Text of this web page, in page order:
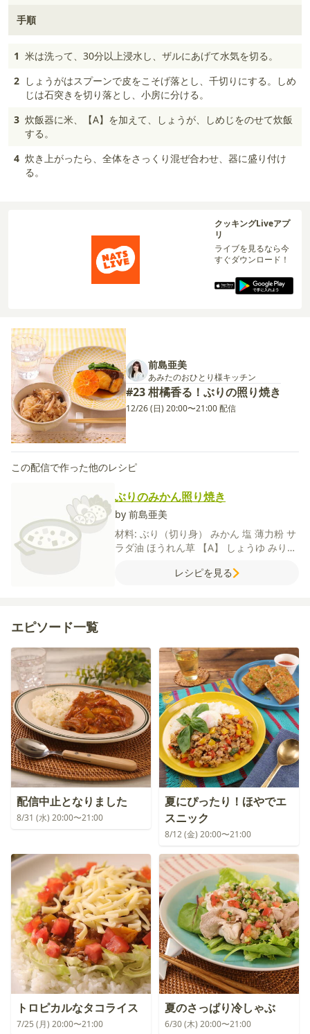
手順
1 米は洗って、30分以上浸水し、ザルにあげて水気を切る。
2 しょうがはスプーンで皮をこそげ落とし、千切りにする。しめ
じは石突きを切り落とし、小房に分ける。
3 炊飯器に米、【A】を加えて、しょうが、しめじをのせて炊飯
する。
4 炊き上がったら、全体をさっくり混ぜ合わせ、器に盛り付け
る。
クッキングLiveアプ
リ
ライブを見るなら今
すぐダウンロード！
前島亜美
あみたのおひとり様キッチン
#23 柑橘香る！ぶりの照り焼き
12/26 (日) 20:00〜21:00 配信
この配信で作った他のレシピ
ぶりのみかん照り焼き
by 前島亜美
材料: ぶり（切り身） みかん 塩 薄力粉 サ
ラダ油 ほうれん草 【A】 しょうゆ みりん
レシピを見る
エピソード一覧
配信中止となりました
8/31 (水) 20:00〜21:00
夏にぴったり！ほやでエ
スニック
8/12 (金) 20:00〜21:00
トロピカルなタコライス
7/25 (月) 20:00〜21:00
夏のさっぱり冷しゃぶ
6/30 (木) 20:00〜21:00